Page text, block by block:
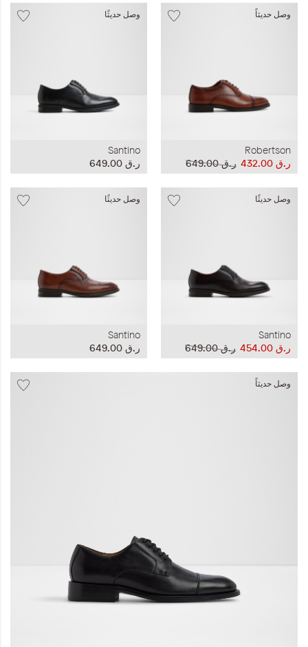
وصل حديثاً
Robertson
ر.ق‏ 649.00
ر.ق‏ 432.00
وصل حديثًا
Santino
ر.ق‏ 649.00
وصل حديثًا
Santino
ر.ق‏ 649.00
ر.ق‏ 454.00
وصل حديثًا
Santino
ر.ق‏ 649.00
وصل حديثاً